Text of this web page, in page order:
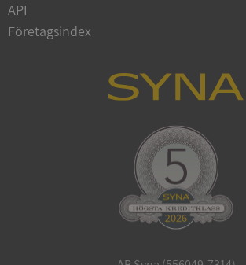
API
Företagsindex
ASP.NET_SessionId
Microsoft
Policy